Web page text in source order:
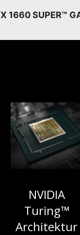
1660 SUPER™
NVIDIA
Turing™
Architektur